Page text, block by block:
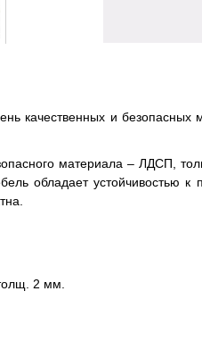
качественных и безопасных
материала – ЛДСП,
обладает устойчивостью к
2 мм.